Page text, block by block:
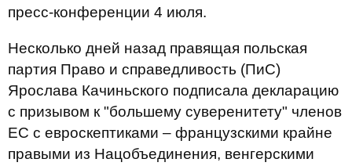
пресс-конференции 4 июля.
Несколько дней назад правящая польская
партия Право и справедливость (ПиС)
Ярослава Качиньского подписала декларацию
с призывом к "большему суверенитету" членов
ЕС с евроскептиками – французскими крайне
правыми из Нацобъединения, венгерскими